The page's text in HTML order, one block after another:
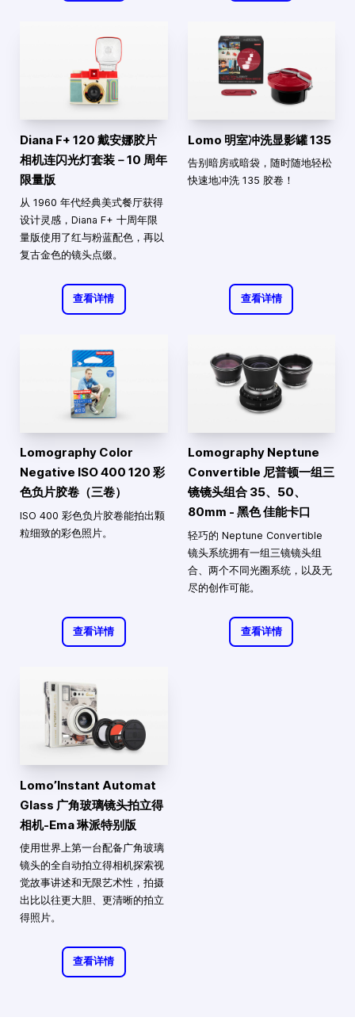
Diana F+ 120 戴安娜胶片
相机连闪光灯套装－10 周年
限量版
从 1960 年代经典美式餐厅获得
设计灵感，Diana F+ 十周年限
量版使用了红与粉蓝配色，再以
复古金色的镜头点缀。
查看详情
Lomo 明室冲洗显影罐 135
告别暗房或暗袋，随时随地轻松
快速地冲洗 135 胶卷！
查看详情
Lomography Color
Negative ISO 400 120 彩
色负片胶卷（三卷）
ISO 400 彩色负片胶卷能拍出颗
粒细致的彩色照片。
查看详情
Lomography Neptune
Convertible 尼普顿一组三
镜镜头组合 35、50、
80mm - 黑色 佳能卡口
轻巧的 Neptune Convertible
镜头系统拥有一组三镜镜头组
合、两个不同光圈系统，以及无
尽的创作可能。
查看详情
Lomo’Instant Automat
Glass 广角玻璃镜头拍立得
相机-Ema 琳派特别版
使用世界上第一台配备广角玻璃
镜头的全自动拍立得相机探索视
觉故事讲述和无限艺术性，拍摄
出比以往更大胆、更清晰的拍立
得照片。
查看详情